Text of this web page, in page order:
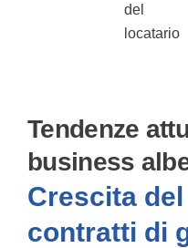
del
locatario
Tendenze
business
Crescita
contratti di